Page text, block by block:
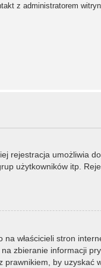
z administratorem
rejestracja umożliwia
użytkowników itp.
właścicieli stron
zbieranie informacji
by uzyskać